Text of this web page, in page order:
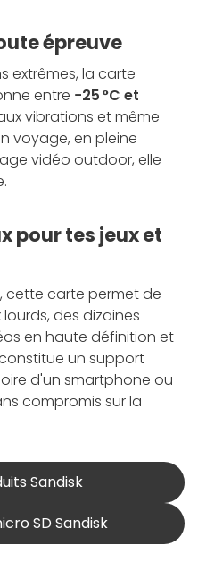
épreuve
extrêmes, la carte
entre −25 °C et
vibrations et même
voyage, en pleine
vidéo outdoor, elle
pour tes jeux et
, cette carte permet de
des dizaines
en haute définition et
un support
d'un smartphone ou
compromis sur la
Sandisk
SD Sandisk